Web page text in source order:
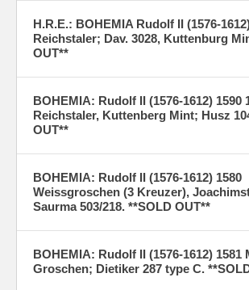
H.R.E.: BOHEMIA Rudolf II (1576-
Reichstaler; Dav. 3028, Kuttenburg
OUT**
BOHEMIA: Rudolf II (1576-1612) 1590
Reichstaler, Kuttenberg Mint; Husz
OUT**
BOHEMIA: Rudolf II (1576-1612) 1580
Weissgroschen (3 Kreuzer),
Saurma 503/218. **SOLD OUT**
BOHEMIA: Rudolf II (1576-1612) 1581
Groschen; Dietiker 287 type C.